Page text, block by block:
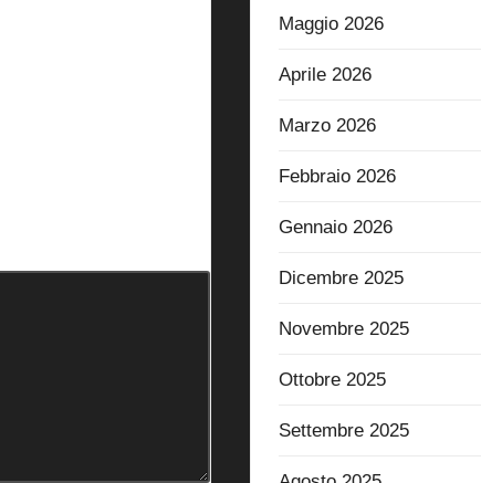
Maggio 2026
Aprile 2026
Marzo 2026
Febbraio 2026
Gennaio 2026
Dicembre 2025
Novembre 2025
Ottobre 2025
Settembre 2025